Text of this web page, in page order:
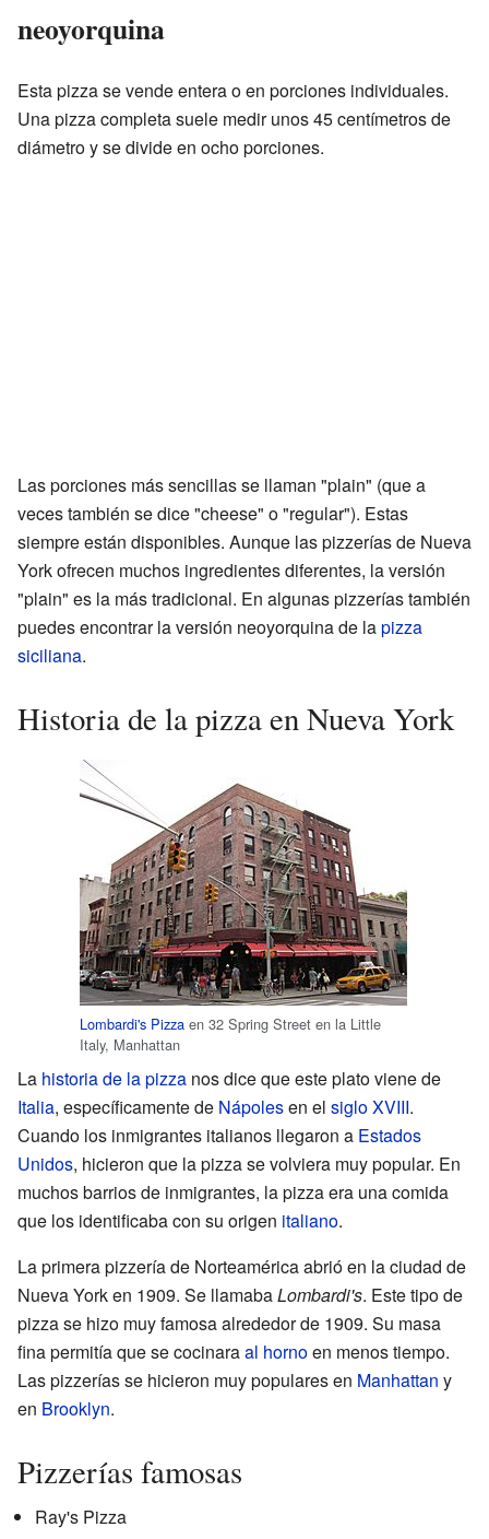
neoyorquina
Esta pizza se vende entera o en porciones individuales.
Una pizza completa suele medir unos 45 centímetros de
diámetro y se divide en ocho porciones.
Las porciones más sencillas se llaman "plain" (que a
veces también se dice "cheese" o "regular"). Estas
siempre están disponibles. Aunque las pizzerías de Nueva
York ofrecen muchos ingredientes diferentes, la versión
"plain" es la más tradicional. En algunas pizzerías también
puedes encontrar la versión neoyorquina de lapizza
siciliana.
Historia de la pizza en Nueva York
Lombardi's Pizza en 32 Spring Street en la Little
Italy, Manhattan
La historia de la pizza nos dice que este plato viene de
Italia, específicamente de Nápolesen el siglo XVIII.
Cuando los inmigrantes italianos llegaron a Estados
Unidos, hicieron que la pizza se volviera muy popular. En
muchos barrios de inmigrantes, la pizza era una comida
que los identificaba con su origen italiano.
La primera pizzería de Norteamérica abrió en la ciudad de
Nueva York en 1909. Se llamabaLombardi's. Este tipo de
pizza se hizo muy famosa alrededor de 1909. Su masa
fina permitía que se cocinaraal hornoen menos tiempo.
Las pizzerías se hicieron muy populares en Manhattan y
en Brooklyn.
Pizzerías famosas
Ray's Pizza